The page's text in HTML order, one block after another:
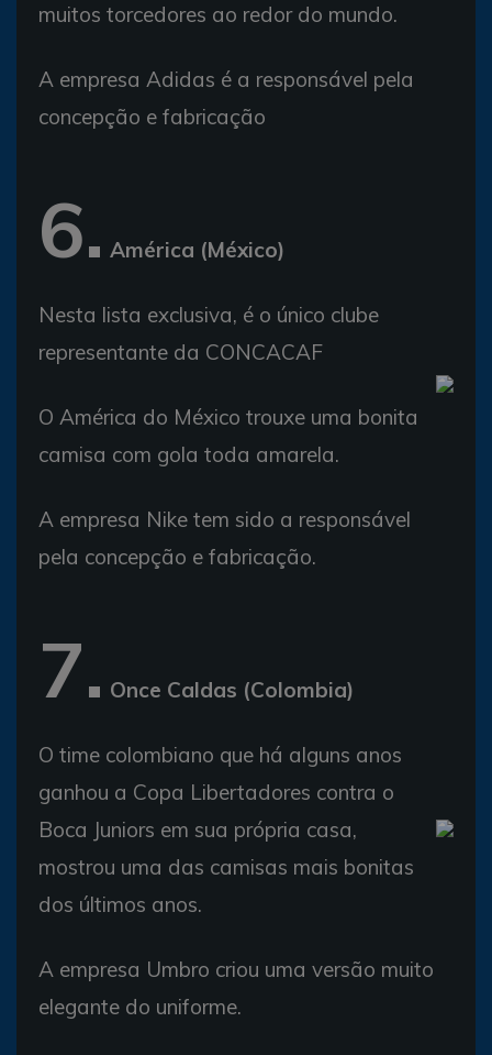
muitos torcedores ao redor do mundo.
A empresa Adidas é a responsável pela
concepção e fabricação
6. América (México)
Nesta lista exclusiva, é o único clube
representante da CONCACAF
O América do México trouxe uma bonita
camisa com gola toda amarela.
A empresa Nike tem sido a responsável
pela concepção e fabricação.
7. Once Caldas (Colombia)
O time colombiano que há alguns anos
ganhou a Copa Libertadores contra o
Boca Juniors em sua própria casa,
mostrou uma das camisas mais bonitas
dos últimos anos.
A empresa Umbro criou uma versão muito
elegante do uniforme.